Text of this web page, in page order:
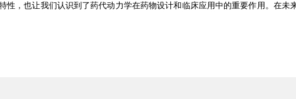
也让我们认识到了药代动力学在药物设计和临床应用中的重要作用。在未